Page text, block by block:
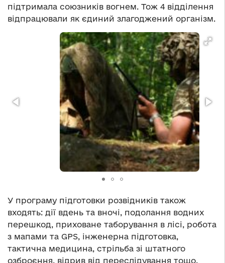
підтримала союзників вогнем. Тож 4 відділення
відпрацювали як єдиний злагоджений організм.
У програму підготовки розвідників також
входять: дії вдень та вночі, подолання водних
перешкод, приховане таборування в лісі, робота
з мапами та GPS, інженерна підготовка,
тактична медицина, стрільба зі штатного
озброєння, відрив від переслідування тощо.